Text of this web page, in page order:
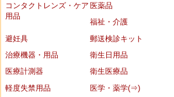
コンタクトレンズ・ケア
用品
医薬品
福祉・介護
避妊具
郵送検診キット
治療機器・用品
衛生日用品
医療計測器
衛生医療品
軽度失禁用品
医学・薬学(⇒)